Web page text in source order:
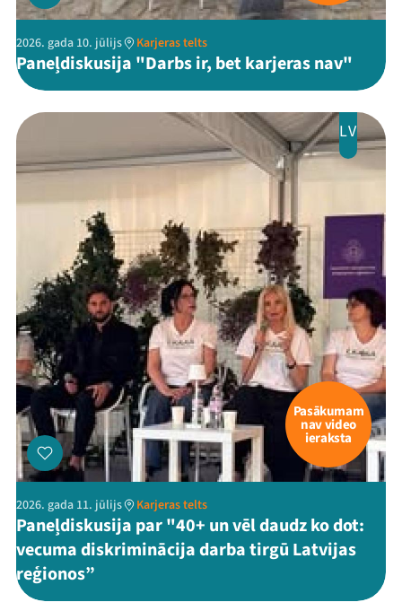
2026. gada 10. jūlijs Karjeras telts
Paneļdiskusija "Darbs ir, bet karjeras nav"
LV
Pasākumam
nav video
ieraksta
2026. gada 11. jūlijs Karjeras telts
Paneļdiskusija par "40+ un vēl daudz ko dot:
vecuma diskriminācija darba tirgū Latvijas
reģionos”